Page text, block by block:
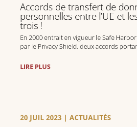
Accords de transfert de
personnelles entre l’UE et
trois !
En 2000 entrait en vigueur le Safe
par le Privacy Shield, deux accords
Unis, et la garantie d’une protection
LIRE PLUS
20 JUIL 2023 |ACTUALITÉS